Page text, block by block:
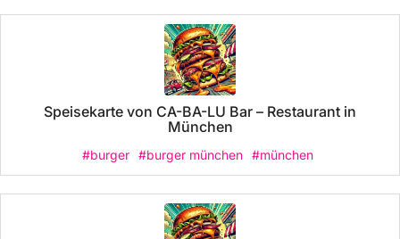
Speisekarte von CA-BA-LU Bar – Restaurant in
München
#burger #burger münchen #münchen